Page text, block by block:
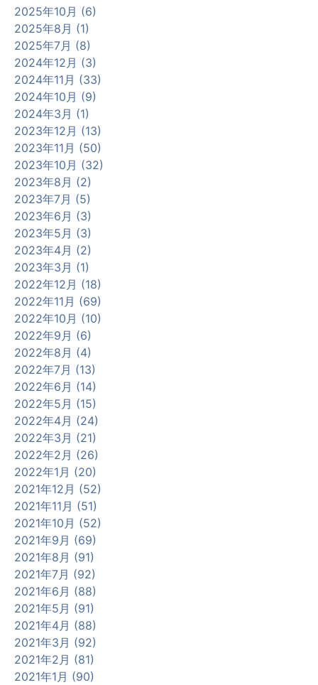
2025年10月 (6)
2025年8月 (1)
2025年7月 (8)
2024年12月 (3)
2024年11月 (33)
2024年10月 (9)
2024年3月 (1)
2023年12月 (13)
2023年11月 (50)
2023年10月 (32)
2023年8月 (2)
2023年7月 (5)
2023年6月 (3)
2023年5月 (3)
2023年4月 (2)
2023年3月 (1)
2022年12月 (18)
2022年11月 (69)
2022年10月 (10)
2022年9月 (6)
2022年8月 (4)
2022年7月 (13)
2022年6月 (14)
2022年5月 (15)
2022年4月 (24)
2022年3月 (21)
2022年2月 (26)
2022年1月 (20)
2021年12月 (52)
2021年11月 (51)
2021年10月 (52)
2021年9月 (69)
2021年8月 (91)
2021年7月 (92)
2021年6月 (88)
2021年5月 (91)
2021年4月 (88)
2021年3月 (92)
2021年2月 (81)
2021年1月 (90)